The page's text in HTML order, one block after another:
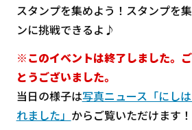
スタンプを集めよう！スタンプを
ンに挑戦できるよ♪
※このイベントは終了しました。
とうございました。
当日の様子は写真ニュース「にし
れました」 からご覧いただけます！